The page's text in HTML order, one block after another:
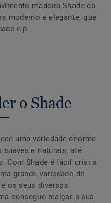
madeira Shade da
moderno e elegante, que
e p
o Shade
uma variedade enorme
suaves e naturais, até
Com Shade é fácil criar a
grande variedade de
os seus diversos
consegue realçar a sua